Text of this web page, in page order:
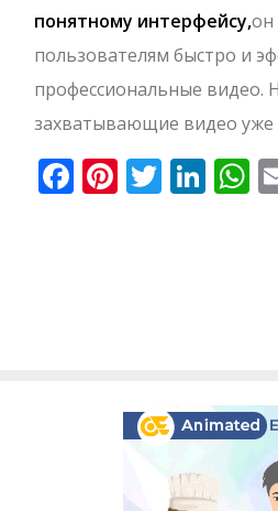
понятному интерфейсу,он
пользователям быстро и
профессиональные видео.
захватывающие видео уже
Facebook
Pinterest